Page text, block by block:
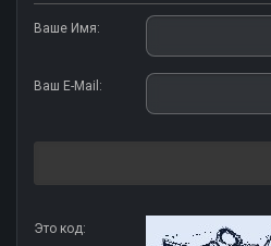
Ваше Имя:
Ваш E-Mail:
Это код: